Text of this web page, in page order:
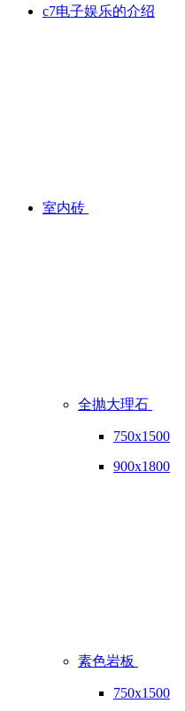
c7电子娱乐的介绍
室内砖
全抛大理石
750x1500
900x1800
素色岩板
750x1500